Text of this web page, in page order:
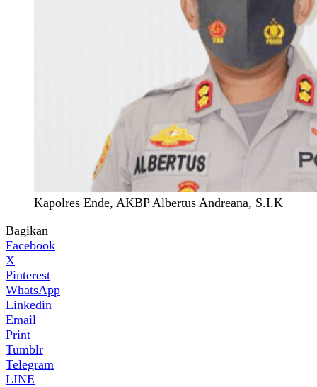
Kapolres Ende, AKBP Albertus Andreana, S.I.K
Bagikan
Facebook
X
Pinterest
WhatsApp
Linkedin
Email
Print
Tumblr
Telegram
LINE